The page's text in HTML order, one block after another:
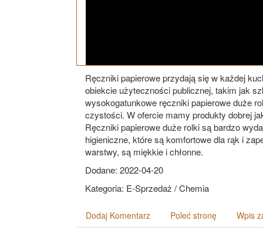
Ręczniki papierowe przydają się w każdej
obiekcie użyteczności publicznej, takim jak
wysokogatunkowe ręczniki papierowe duże
czystości. W ofercie mamy produkty dobrej
Ręczniki papierowe duże rolki są bardzo
higieniczne, które są komfortowe dla rąk i
warstwy, są miękkie i chłonne.
Dodane: 2022-04-20
Kategoria: E-Sprzedaż / Chemia
Dodaj Komentarz Poleć stronę Wpis